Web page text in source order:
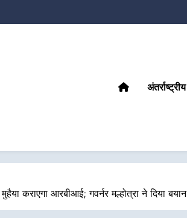
अंतर्राष्ट्रीय
कराएगा आरबीआई; गवर्नर मल्होत्रा ने दिया बयान